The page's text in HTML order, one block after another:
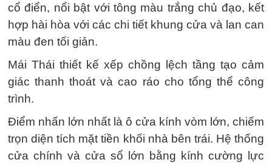
cổ điển, nổi bật với tông màu trắng chủ đạo, kết
hợp hài hòa với các chi tiết khung cửa và lan can
màu đen tối giản.
Mái Thái thiết kế xếp chồng lệch tầng tạo cảm
giác thanh thoát và cao ráo cho tổng thể công
trình.
Điểm nhấn lớn nhất là ô cửa kính vòm lớn, chiếm
trọn diện tích mặt tiền khối nhà bên trái. Hệ thống
cửa chính và cửa sổ lớn bằng kính cường lực